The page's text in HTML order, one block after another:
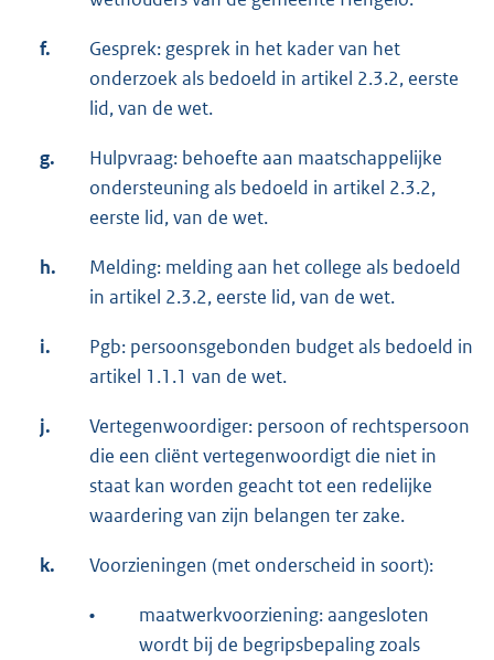
f.
Gesprek: gesprek in het kader van het
onderzoek als bedoeld in artikel 2.3.2, eerste
lid, van de wet.
g.
Hulpvraag: behoefte aan maatschappelijke
ondersteuning als bedoeld in artikel 2.3.2,
eerste lid, van de wet.
h.
Melding: melding aan het college als bedoeld
in artikel 2.3.2, eerste lid, van de wet.
i.
Pgb: persoonsgebonden budget als bedoeld in
artikel 1.1.1 van de wet.
j.
Vertegenwoordiger: persoon of rechtspersoon
die een cliënt vertegenwoordigt die niet in
staat kan worden geacht tot een redelijke
waardering van zijn belangen ter zake.
k. Voorzieningen (met onderscheid in soort):
•
maatwerkvoorziening: aangesloten
wordt bij de begripsbepaling zoals